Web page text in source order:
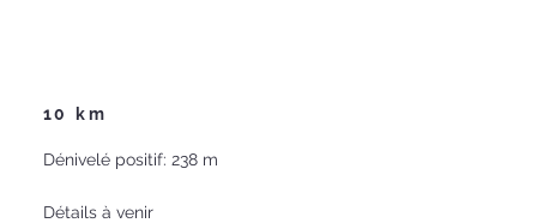
10 km
Dénivelé positif: 238 m
Détails à venir